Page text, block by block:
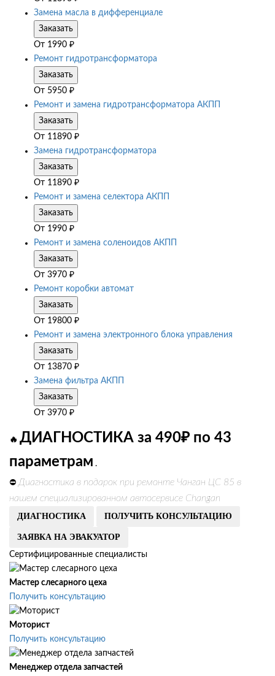
Замена масла в дифференциале
Заказать
От 1990 ₽
Ремонт гидротрансформатора
Заказать
От 5950 ₽
Ремонт и замена гидротрансформатора АКПП
Заказать
От 11890 ₽
Замена гидротрансформатора
Заказать
От 11890 ₽
Ремонт и замена селектора АКПП
Заказать
От 1990 ₽
Ремонт и замена соленоидов АКПП
Заказать
От 3970 ₽
Ремонт коробки автомат
Заказать
От 19800 ₽
Ремонт и замена электронного блока управления
Заказать
От 13870 ₽
Замена фильтра АКПП
Заказать
От 3970 ₽
🔥 ДИАГНОСТИКА за 490₽ по 43
параметрам .
⛔ Диагностика в подарок при ремонте Чанган ЦС 85 в
нашем специализированном автосервисе Changan
ДИАГНОСТИКА ПОЛУЧИТЬ КОНСУЛЬТАЦИЮ
ЗАЯВКА НА ЭВАКУАТОР
Сертифицированные специалисты
Мастер слесарного цеха
Получить консультацию
Моторист
Получить консультацию
Менеджер отдела запчастей